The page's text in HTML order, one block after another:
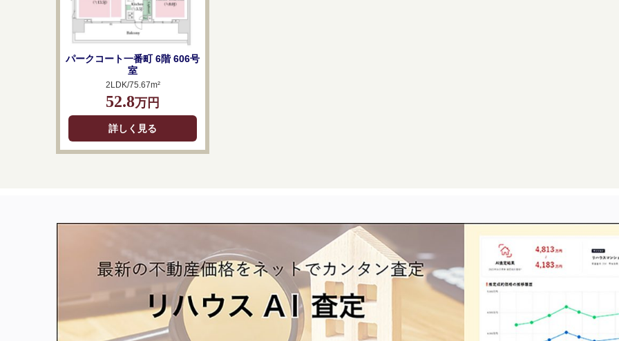
パークコート一番町 6階 606号
室
2LDK/75.67m²
52.8万円
詳しく見る